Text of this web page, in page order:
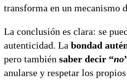
transforma en un mecanismo
La conclusión es clara: se
autenticidad. La bondad
pero también saber decir “no
anularse y respetar los